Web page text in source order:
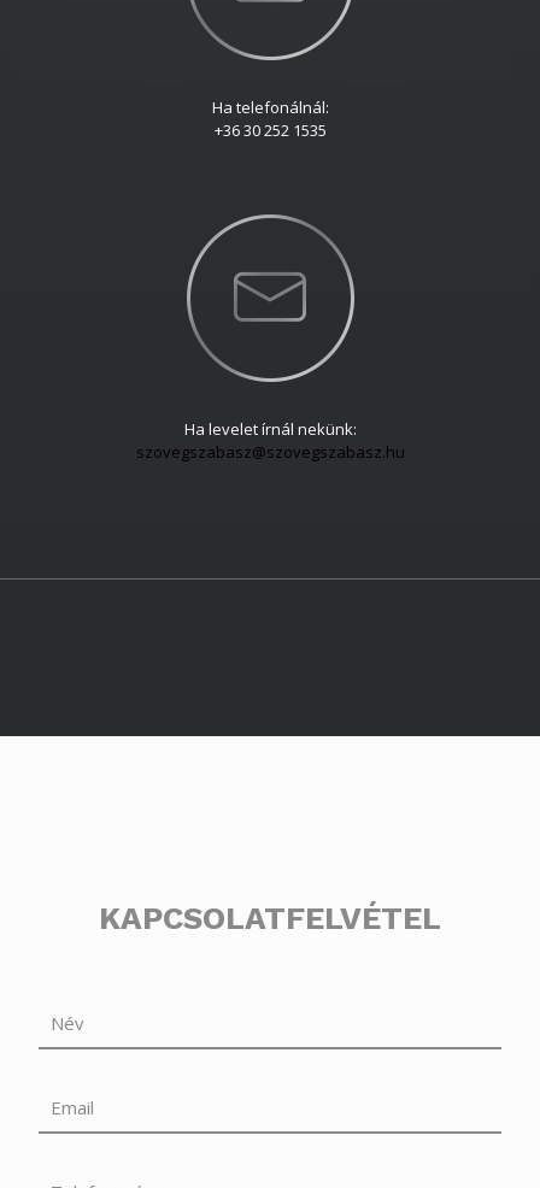
Ha telefonálnál:
+36 30 252 1535
Ha levelet írnál nekünk:
szovegszabasz@szovegszabasz.hu
KAPCSOLATFELVÉTEL